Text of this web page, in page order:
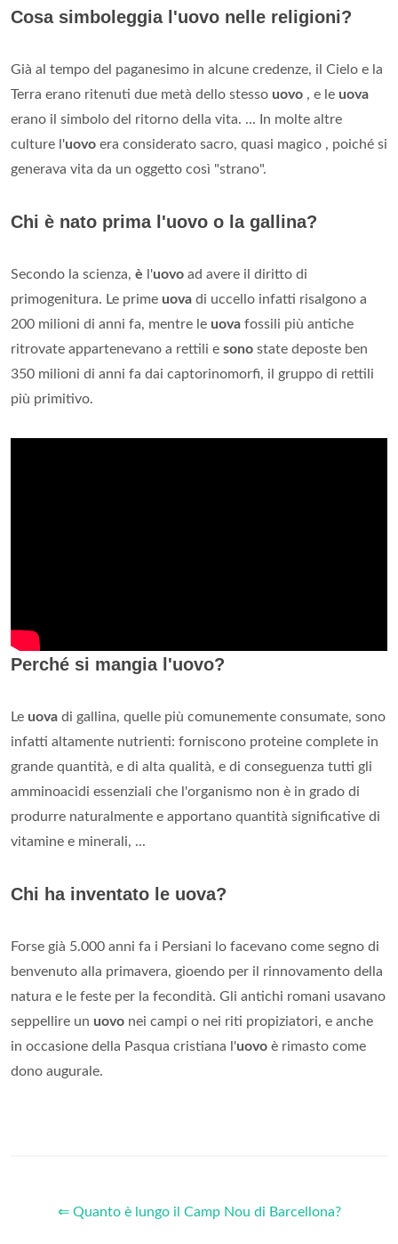
Cosa simboleggia l'uovo nelle religioni?
Già al tempo del paganesimo in alcune credenze, il Cielo e la
Terra erano ritenuti due metà dello stesso uovo , e le uova
erano il simbolo del ritorno della vita. ... In molte altre
culture l'uovo era considerato sacro, quasi magico , poiché si
generava vita da un oggetto così "strano".
Chi è nato prima l'uovo o la gallina?
Secondo la scienza, è l'uovo ad avere il diritto di
primogenitura. Le prime uova di uccello infatti risalgono a
200 milioni di anni fa, mentre le uova fossili più antiche
ritrovate appartenevano a rettili e sono state deposte ben
350 milioni di anni fa dai captorinomorfi, il gruppo di rettili
più primitivo.
Perché si mangia l'uovo?
Le uova di gallina, quelle più comunemente consumate, sono
infatti altamente nutrienti: forniscono proteine complete in
grande quantità, e di alta qualità, e di conseguenza tutti gli
amminoacidi essenziali che l'organismo non è in grado di
produrre naturalmente e apportano quantità significative di
vitamine e minerali, ...
Chi ha inventato le uova?
Forse già 5.000 anni fa i Persiani lo facevano come segno di
benvenuto alla primavera, gioendo per il rinnovamento della
natura e le feste per la fecondità. Gli antichi romani usavano
seppellire un uovo nei campi o nei riti propiziatori, e anche
in occasione della Pasqua cristiana l'uovo è rimasto come
dono augurale.
⇐ Quanto è lungo il Camp Nou di Barcellona?